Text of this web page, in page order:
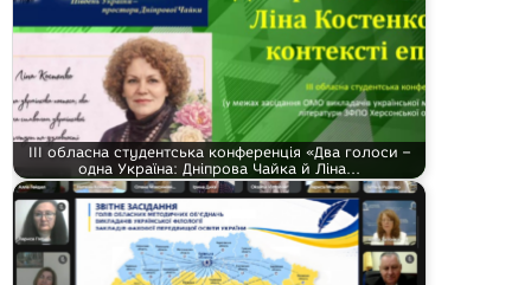
ІІІ обласна студентська конференція «Два голоси –
одна Україна: Дніпрова Чайка й Ліна…